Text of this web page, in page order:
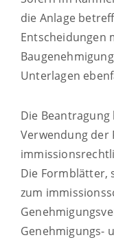
die Anlage
Entscheidungen
Unterlagen
Die
Verwendung der
Die Formblätter,
zum
Genehmigungs-